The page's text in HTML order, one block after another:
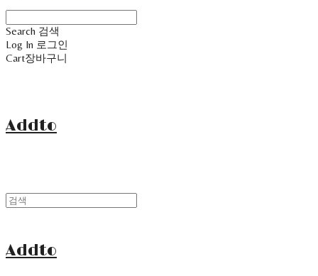
Search 검색
Log In 로그인
Cart장바구니
Addto
Addto